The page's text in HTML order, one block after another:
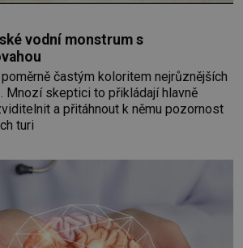
vodní monstrum s
častým koloritem nejrůznějších
Mnozí skeptici to přikládají hlavně
a přitáhnout k němu pozornost
turi